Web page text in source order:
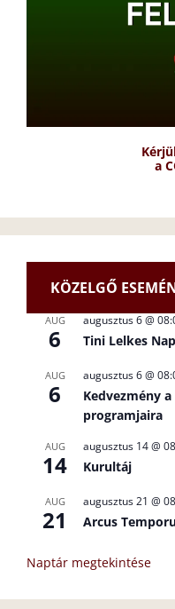
a
KÖZELGŐ
AUG
6
augusztus 6 @
Tini Lelkes
AUG
6
augusztus 6 @
Kedvezmény
programjaira
AUG
14
augusztus 14 @
Kurultáj
AUG
21
augusztus 21 @
Arcus
Naptár megtekintése